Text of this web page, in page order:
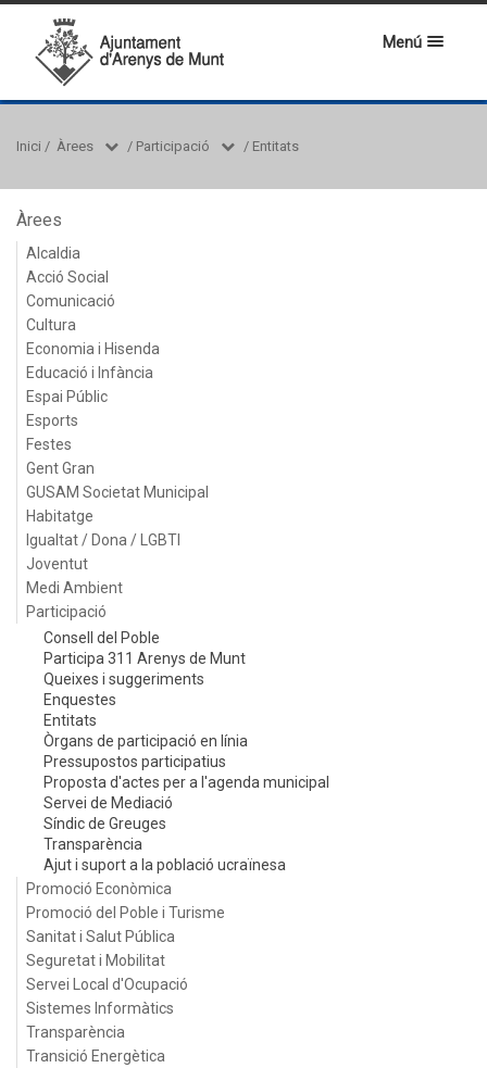
Menú
Inici / Àrees / Participació / Entitats
Àrees
Alcaldia
Acció Social
Comunicació
Cultura
Economia i Hisenda
Educació i Infància
Espai Públic
Esports
Festes
Gent Gran
GUSAM Societat Municipal
Habitatge
Igualtat / Dona / LGBTI
Joventut
Medi Ambient
Participació
Consell del Poble
Participa 311 Arenys de Munt
Queixes i suggeriments
Enquestes
Entitats
Òrgans de participació en línia
Pressupostos participatius
Proposta d'actes per a l'agenda municipal
Servei de Mediació
Síndic de Greuges
Transparència
Ajut i suport a la població ucraïnesa
Promoció Econòmica
Promoció del Poble i Turisme
Sanitat i Salut Pública
Seguretat i Mobilitat
Servei Local d'Ocupació
Sistemes Informàtics
Transparència
Transició Energètica